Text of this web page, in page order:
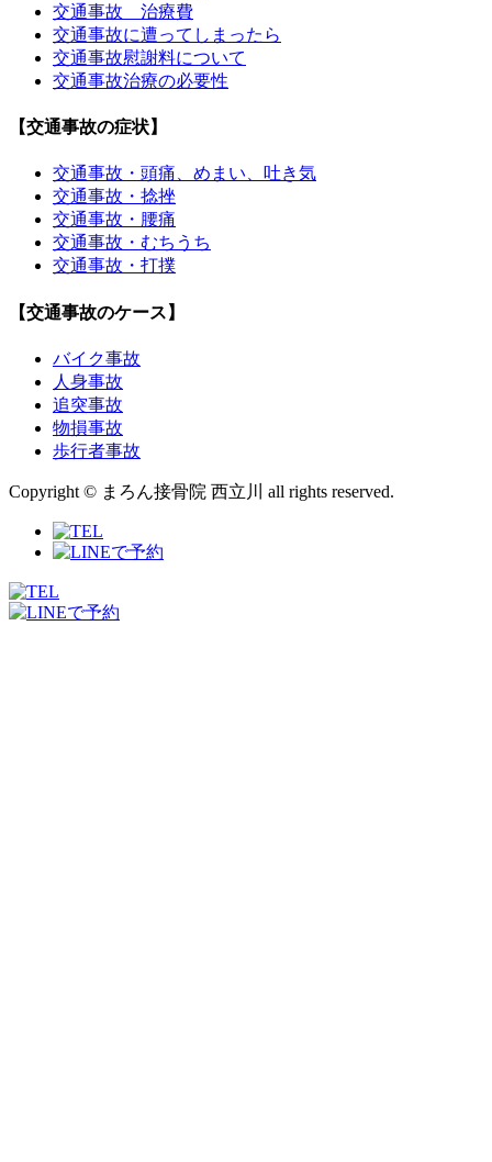
交通事故 治療費
交通事故に遭ってしまったら
交通事故慰謝料について
交通事故治療の必要性
【交通事故の症状】
交通事故・頭痛、めまい、吐き気
交通事故・捻挫
交通事故・腰痛
交通事故・むちうち
交通事故・打撲
【交通事故のケース】
バイク事故
人身事故
追突事故
物損事故
歩行者事故
Copyright © まろん接骨院 西立川 all rights reserved.